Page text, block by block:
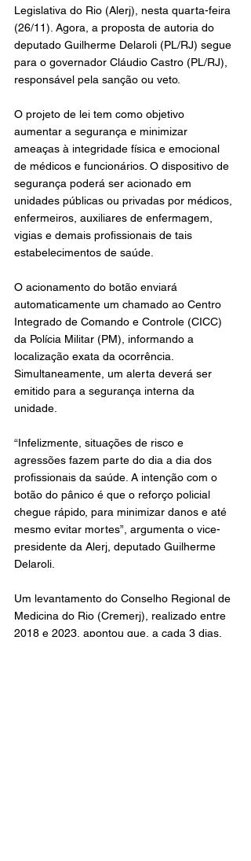
Legislativa do Rio (Alerj), nesta quarta-feira
(26/11). Agora, a proposta de autoria do
deputado Guilherme Delaroli (PL/RJ) segue
para o governador Cláudio Castro (PL/RJ),
responsável pela sanção ou veto.
O projeto de lei tem como objetivo
aumentar a segurança e minimizar
ameaças à integridade física e emocional
de médicos e funcionários. O dispositivo de
segurança poderá ser acionado em
unidades públicas ou privadas por médicos,
enfermeiros, auxiliares de enfermagem,
vigias e demais profissionais de tais
estabelecimentos de saúde.
O acionamento do botão enviará
automaticamente um chamado ao Centro
Integrado de Comando e Controle (CICC)
da Polícia Militar (PM), informando a
localização exata da ocorrência.
Simultaneamente, um alerta deverá ser
emitido para a segurança interna da
unidade.
“Infelizmente, situações de risco e
agressões fazem parte do dia a dia dos
profissionais da saúde. A intenção com o
botão do pânico é que o reforço policial
chegue rápido, para minimizar danos e até
mesmo evitar mortes”, argumenta o vice-
presidente da Alerj, deputado Guilherme
Delaroli.
Um levantamento do Conselho Regional de
Medicina do Rio (Cremerj), realizado entre
2018 e 2023, apontou que, a cada 3 dias,